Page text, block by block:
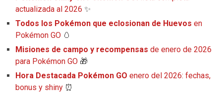
actualizada al 2026 ✨
Todos los Pokémon que eclosionan de Huevos en
Pokémon GO 🥚
Misiones de campo y recompensas de enero de 2026
para Pokémon GO 🎁
Hora Destacada Pokémon GO enero del 2026: fechas,
bonus y shiny ⏰